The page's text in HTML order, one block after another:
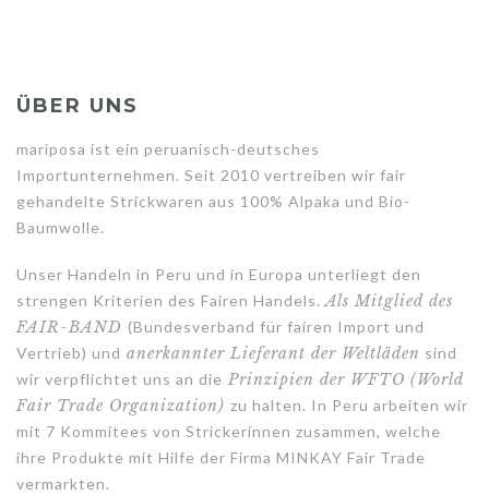
ÜBER UNS
mariposa ist ein peruanisch-deutsches
Importunternehmen. Seit 2010 vertreiben wir fair
gehandelte Strickwaren aus 100% Alpaka und Bio-
Baumwolle.
Unser Handeln in Peru und in Europa unterliegt den
strengen Kriterien des Fairen Handels. Als Mitglied des
FAIR-BAND (Bundesverband für fairen Import und
Vertrieb) und anerkannter Lieferant der Weltläden sind
wir verpflichtet uns an die Prinzipien der WFTO (World
Fair Trade Organization) zu halten. In Peru arbeiten wir
mit 7 Kommitees von Strickerinnen zusammen, welche
ihre Produkte mit Hilfe der Firma MINKAY Fair Trade
vermarkten.